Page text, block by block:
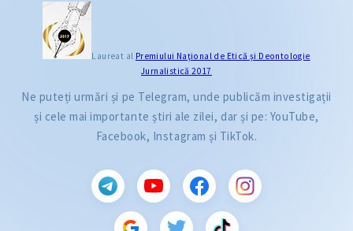
Laureat al Premiului Naţional de Etică și Deontologie
Jurnalistică 2017
Ne puteți urmări și pe Telegram, unde publicăm investigații
și cele mai importante știri ale zilei, dar și pe: YouTube,
Facebook, Instagram și TikTok.